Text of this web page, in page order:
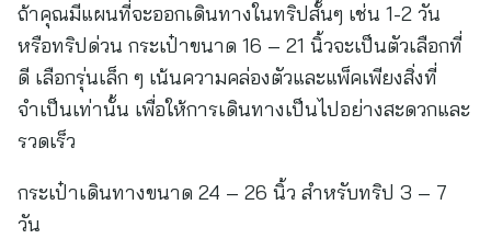
ถ้าคุณมีแผนที่จะออกเดินทางในทริปสั้นๆ เช่น 1-2 วัน
หรือทริปด่วน กระเป๋าขนาด 16 – 21 นิ้วจะเป็นตัวเลือกที่
ดี เลือกรุ่นเล็ก ๆ เน้นความคล่องตัวและแพ็คเพียงสิ่งที่
จำเป็นเท่านั้น เพื่อให้การเดินทางเป็นไปอย่างสะดวกและ
รวดเร็ว
กระเป๋าเดินทางขนาด 24 – 26 นิ้ว สำหรับทริป 3 – 7
วัน